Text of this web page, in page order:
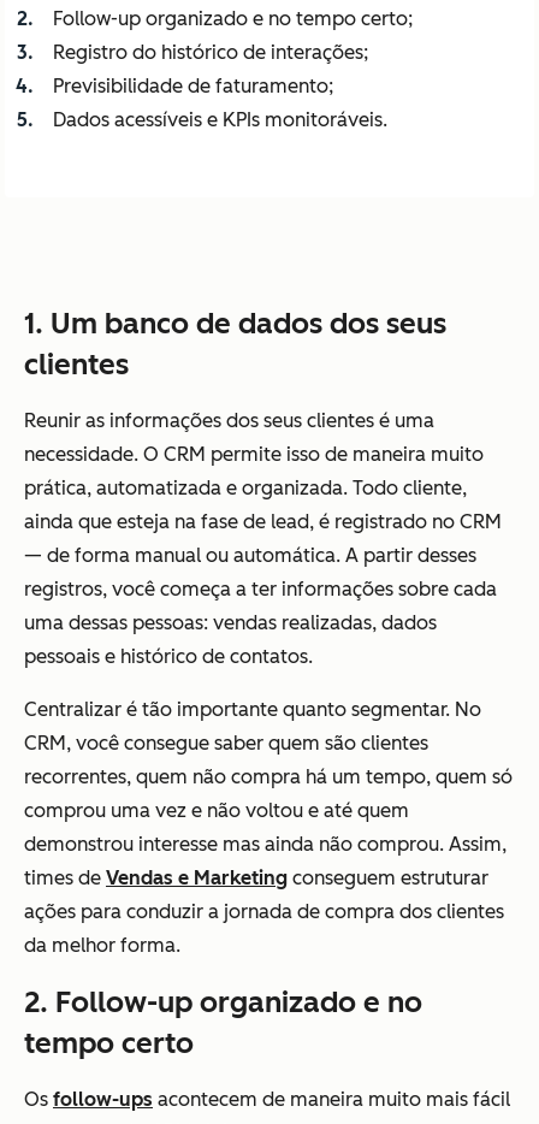
Follow-up organizado e no tempo certo;
Registro do histórico de interações;
Previsibilidade de faturamento;
Dados acessíveis e KPIs monitoráveis.
1. Um banco de dados dos seus
clientes
Reunir as informações dos seus clientes é uma
necessidade. O CRM permite isso de maneira muito
prática, automatizada e organizada. Todo cliente,
ainda que esteja na fase de lead, é registrado no CRM
— de forma manual ou automática. A partir desses
registros, você começa a ter informações sobre cada
uma dessas pessoas: vendas realizadas, dados
pessoais e histórico de contatos.
Centralizar é tão importante quanto segmentar. No
CRM, você consegue saber quem são clientes
recorrentes, quem não compra há um tempo, quem só
comprou uma vez e não voltou e até quem
demonstrou interesse mas ainda não comprou. Assim,
times de Vendas e Marketing conseguem estruturar
ações para conduzir a jornada de compra dos clientes
da melhor forma.
2. Follow-up organizado e no
tempo certo
Os follow-ups acontecem de maneira muito mais fácil